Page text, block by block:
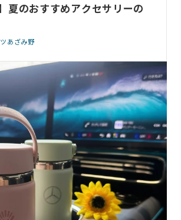
夏のおすすめアクセサリーの
あざみ野